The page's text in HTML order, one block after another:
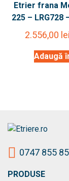
Etrier frana
225 – LRG728
2.556,00 lei
Adaugă
0747 855
PRODUSE